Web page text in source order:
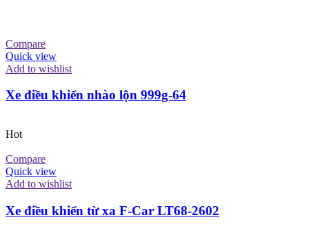
Compare
Quick view
Add to wishlist
Xe điều khiển nhào lộn 999g-64
Hot
Compare
Quick view
Add to wishlist
Xe điều khiển từ xa F-Car LT68-2602